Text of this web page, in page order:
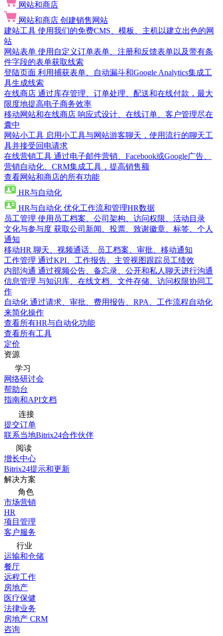
网站和商店
网站和商店 创建销售网站
建站工具 使用我们的免费CMS、模板、主机以建立出色的网
站
网站表单 使用自定义订单表单、注册和反馈表单以及带有条
件字段的表单获取线索
登陆页面 利用捕获表单、自动漏斗和Google Analytics集成工
具生成线索
在线商店 通过库存管理、订单处理、配送和在线付款，最大
限度地提高电子商务效率
移动网站和在线商店 响应式设计、在线订单、客户管理尽在
囊中
网站小工具 启用小工具与网站游客聊天，使用流行的聊天工
具并接受回电请求
在线营销工具 通过电子邮件营销、Facebook或Google广告、
营销自动化、CRM集成工具，提高销售额
查看网站和商店的所有功能
HR与自动化
HR与自动化 优化工作流和管理HR数据
员工管理 使用员工档案、公司架构、访问权限、活动目录
文化与参与度 获取公司新闻、投票、致谢徽章、标签、个人
通知
移动HR 聊天、视频通话、员工档案、审批、移动通知
工作管理 通过KPI、工作报告、主管视图跟踪员工绩效
内部沟通 通过视频公告、备忘录、公开和私人聊天进行沟通
信息管理 与知识库、在线文档、文件存储、访问权限协同工
作
自动化 通过请求、审批、费用报告、RPA、工作流程自动化
来简化操作
查看所有HR与自动化功能
查看所有工具
定价
资源
学习
网络研讨会
帮助台
指南和API文档
连接
提交订单
联系当地Bitrix24合作伙伴
阅读
增长中心
Bitrix24提示和更新
解决方案
角色
市场营销
HR
项目管理
客户服务
行业
运输和仓储
餐厅
远程工作
房地产
医疗保健
法律业务
房地产 CRM
咨询